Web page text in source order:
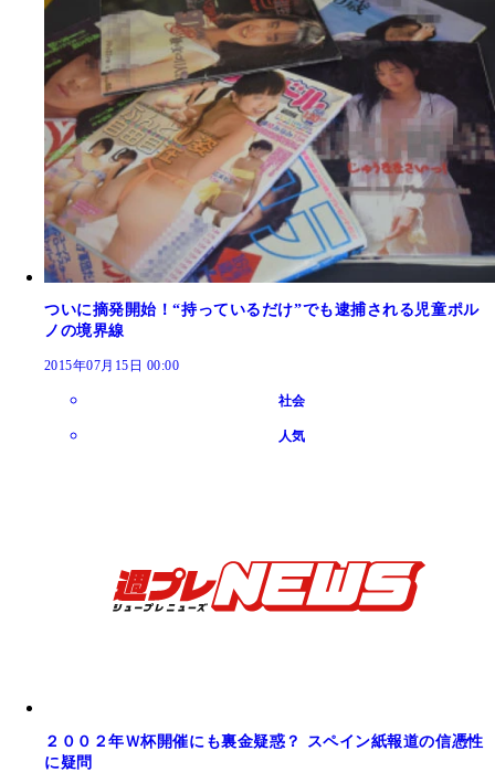
ついに摘発開始！“持っているだけ”でも逮捕される児童ポル
ノの境界線
2015年07月15日 00:00
社会
人気
２００２年Ｗ杯開催にも裏金疑惑？ スペイン紙報道の信憑性
に疑問